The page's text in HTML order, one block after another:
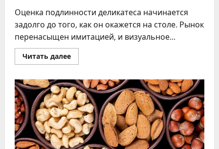
Оценка подлинности деликатеса начинается
задолго до того, как он окажется на столе. Рынок
перенасыщен имитацией, и визуальное...
Читать далееПрочитать
больше
качества
икры
самостоятельно
в
домашних
условиях